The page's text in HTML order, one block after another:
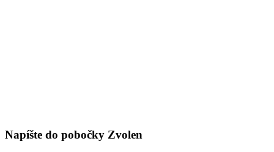
Napíšte do pobočky Zvolen